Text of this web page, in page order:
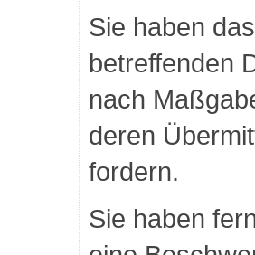
Sie haben
betreffenden
nach
deren
fordern.
Sie haben